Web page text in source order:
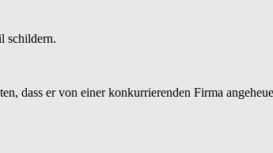
schildern.
dass er von einer konkurrierenden Firma